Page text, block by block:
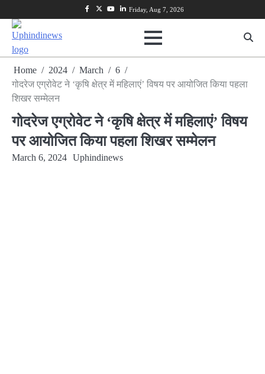
to
content
Facebook
TwitterYoutube
Linkedin
Friday, Aug 7, 2026
Home 2024 March
6
गोदरेज एग्रोवेट ने ‘कृषि क्षेत्र में महिलाएं’ विषय पर आयोजित किया पहला
शिखर सम्मेलन
गोदरेज एग्रोवेट ने ‘कृषि क्षेत्र में महिलाएं’ विषय
पर आयोजित किया पहला शिखर सम्मेलन
March 6, 2024 Uphindinews